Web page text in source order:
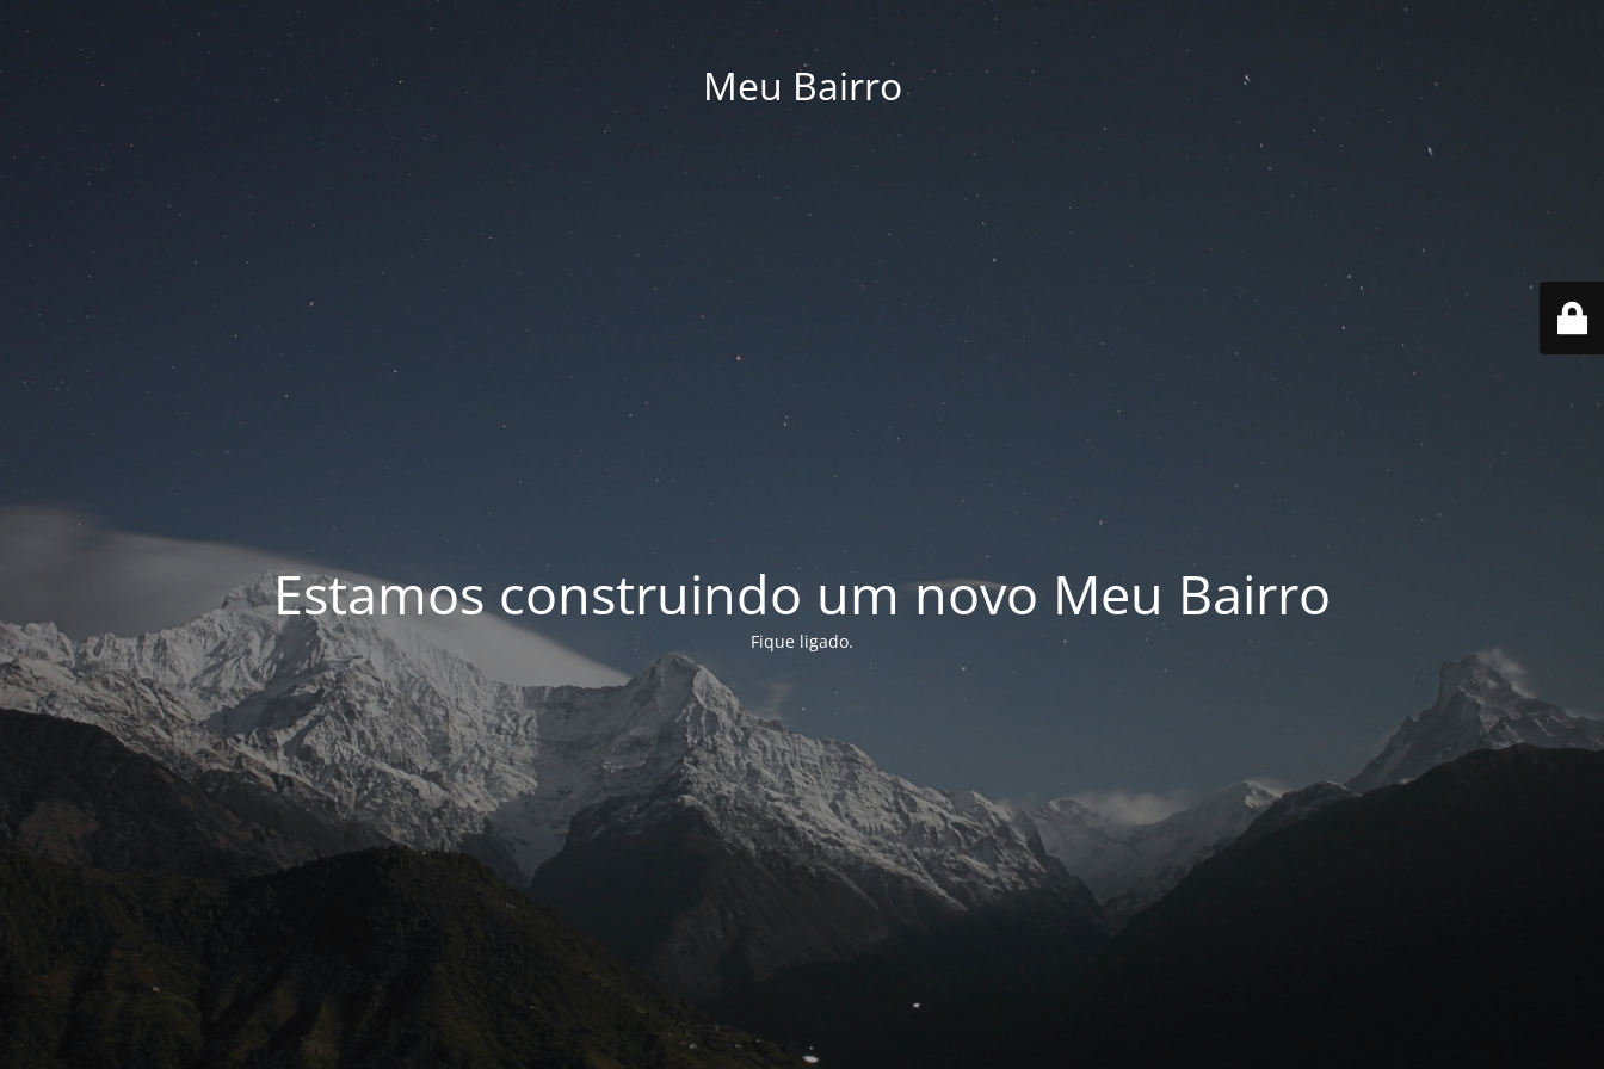
Meu Bairro
Estamos construindo um novo Meu Bairro
Fique ligado.